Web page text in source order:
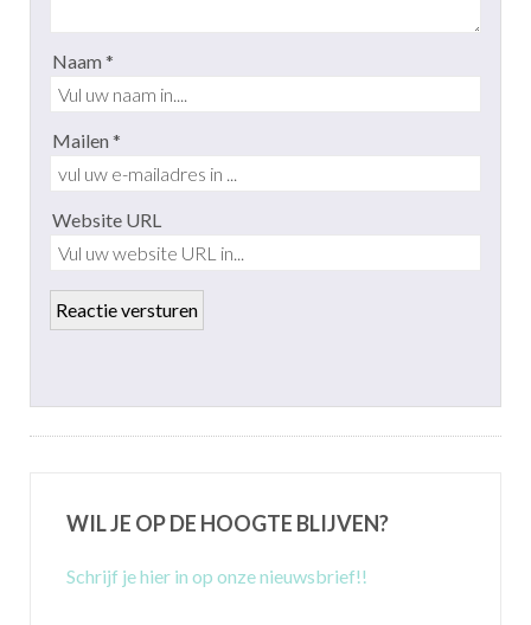
Naam *
Mailen *
Website URL
WIL JE OP DE HOOGTE BLIJVEN?
Schrijf je hier in op onze nieuwsbrief!!